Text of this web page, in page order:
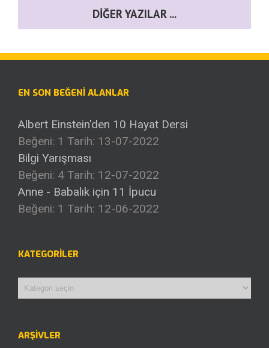
DIĞER YAZILAR ...
EN SON BEĞENI ALANLAR
Albert Einstein'den 10 Hayat Dersi
Beğeni: 1 Tarih: 13-07-2022
Bilgi Yarışması
Beğeni: 4 Tarih: 12-07-2022
Anne - Babalık için 11 İpucu
Beğeni: 1 Tarih: 12-06-2022
KATEGORILER
Kategoriler
ARŞIVLER